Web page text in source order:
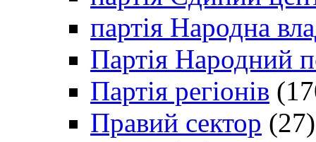
партія Народна
Партія Народний
Партія регіонів
Правий сектор (27)